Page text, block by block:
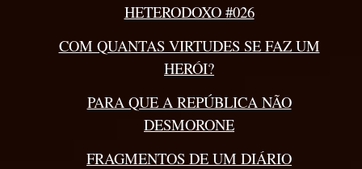
HETERODOXO #026
COM QUANTAS VIRTUDES SE FAZ UM
HERÓI?
PARA QUE A REPÚBLICA NÃO
DESMORONE
FRAGMENTOS DE UM DIÁRIO